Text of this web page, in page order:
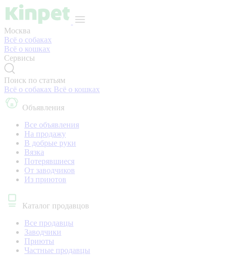
Москва
Всё о собаках
Всё о кошках
Сервисы
Поиск по статьям
Всё о собаках Всё о кошках
Объявления
Все объявления
На продажу
В добрые руки
Вязка
Потерявшиеся
От заводчиков
Из приютов
Каталог продавцов
Все продавцы
Заводчики
Приюты
Частные продавцы